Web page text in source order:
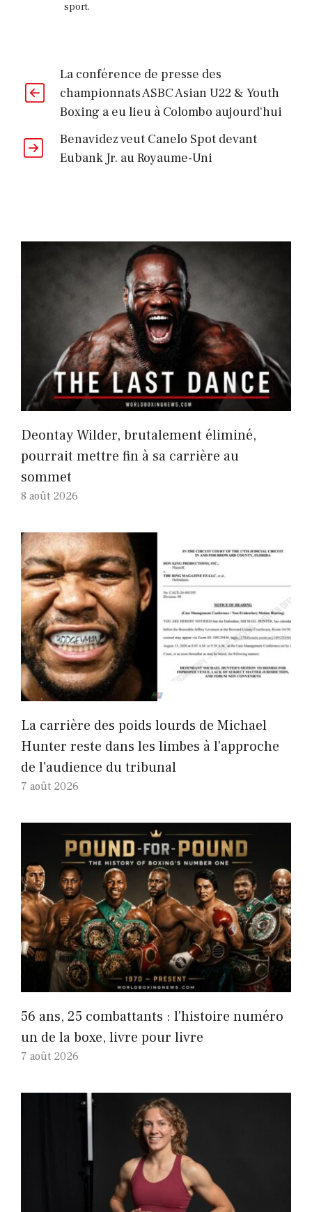
sport.
La conférence de presse des
championnats ASBC Asian U22 & Youth
Boxing a eu lieu à Colombo aujourd'hui
Benavidez veut Canelo Spot devant
Eubank Jr. au Royaume-Uni
Deontay Wilder, brutalement éliminé,
pourrait mettre fin à sa carrière au
sommet
8 août 2026
La carrière des poids lourds de Michael
Hunter reste dans les limbes à l'approche
de l'audience du tribunal
7 août 2026
56 ans, 25 combattants : l'histoire numéro
un de la boxe, livre pour livre
7 août 2026